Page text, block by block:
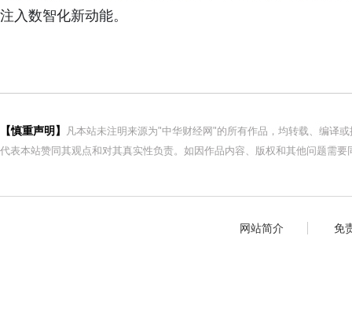
注入数智化新动能。
【慎重声明】
凡本站未注明来源为"中华财经网"的所有作品，均转载、编译
代表本站赞同其观点和对其真实性负责。如因作品内容、版权和其他问题需
网站简介 免